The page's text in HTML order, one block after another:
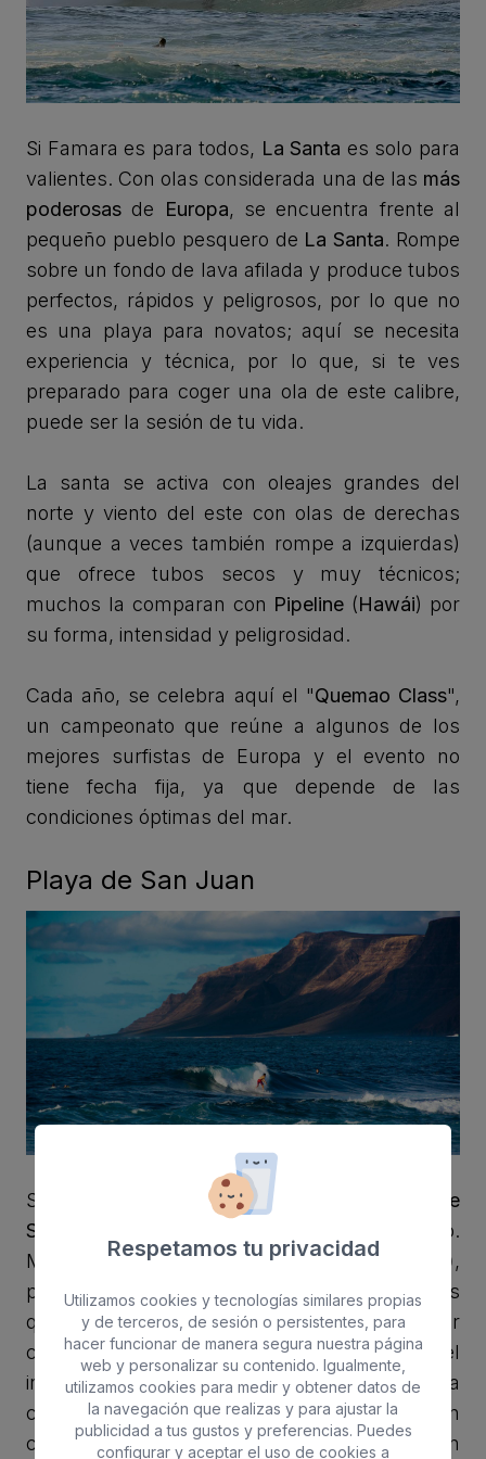
Si Famara es para todos, La Santa es solo para
valientes. Con olas considerada una de las más
poderosas de Europa, se encuentra frente al
pequeño pueblo pesquero de La Santa. Rompe
sobre un fondo de lava afilada y produce tubos
perfectos, rápidos y peligrosos, por lo que no
es una playa para novatos; aquí se necesita
experiencia y técnica, por lo que, si te ves
preparado para coger una ola de este calibre,
puede ser la sesión de tu vida.
La santa se activa con oleajes grandes del
norte y viento del este con olas de derechas
(aunque a veces también rompe a izquierdas)
que ofrece tubos secos y muy técnicos;
muchos la comparan con Pipeline (Hawái) por
su forma, intensidad y peligrosidad.
Cada año, se celebra aquí el "Quemao Class",
un campeonato que reúne a algunos de los
mejores surfistas de Europa y el evento no
tiene fecha fija, ya que depende de las
condiciones óptimas del mar.
Playa de San Juan
Situada también cerca de La Santa, la
playa de
San Juan
es otra joya del surf lanzaroteño.
Menos conocida que El Quemao (La Santa),
pero igualmente apreciada por los surfistas
que buscan olas con buena forma y menor
concurrencia, siendo un spot de nivel
intermedio a avanzado, ideal para quienes ya
controlan lo básico y quieren mejorar en
condiciones algo más exigentes, con un
Respetamos tu privacidad
Utilizamos cookies y tecnologías similares propias
y de terceros, de sesión o persistentes, para
hacer funcionar de manera segura nuestra página
web y personalizar su contenido. Igualmente,
utilizamos cookies para medir y obtener datos de
la navegación que realizas y para ajustar la
publicidad a tus gustos y preferencias. Puedes
configurar y aceptar el uso de cookies a